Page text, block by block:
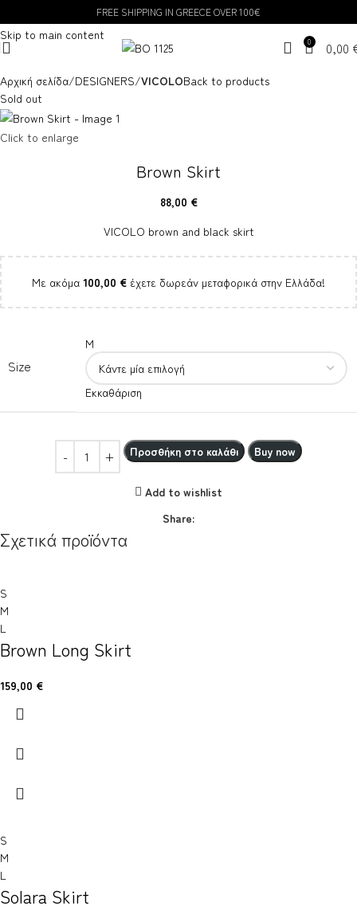
Skip to main content
FREE SHIPPING IN GREECE OVER 100€
0 0,00
Αρχική σελίδα DESIGNERS VICOLOBack to products
Sold out
Click to enlarge
Brown Skirt
88,00 €
VICOLO brown and black skirt
Με ακόμα 100,00 € έχετε δωρεάν μεταφορικά στην Ελλάδα!
Size
M
Εκκαθάριση
Προσθήκη στο καλάθι Buy now
Add to wishlist
Share:
Σχετικά προϊόντα
S
M
L
Brown Long Skirt
159,00 €
S
M
L
Solara Skirt